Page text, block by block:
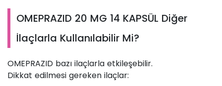
OMEPRAZID 20 MG 14 KAPSÜL Diğer
İlaçlarla Kullanılabilir Mi?
OMEPRAZID bazı ilaçlarla etkileşebilir.
Dikkat edilmesi gereken ilaçlar: